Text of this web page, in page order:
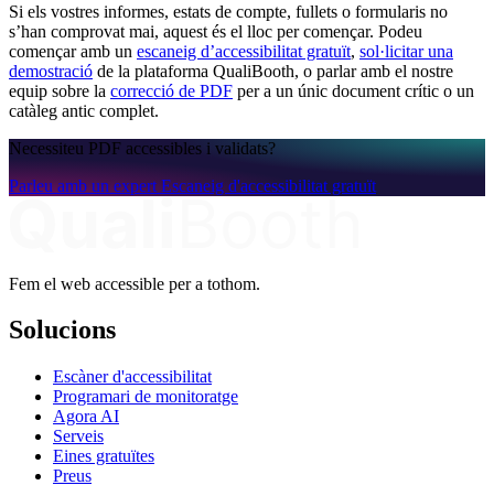
Si els vostres informes, estats de compte, fullets o formularis no
s’han comprovat mai, aquest és el lloc per començar. Podeu
començar amb un escaneig d’accessibilitat gratuït, sol·licitar una
demostració de la plataforma QualiBooth, o parlar amb el nostre
equip sobre la correcció de PDF per a un únic document crític o un
catàleg antic complet.
Necessiteu PDF accessibles i validats?
Parleu amb un expert Escaneig d'accessibilitat gratuït
Fem el web accessible per a tothom.
Solucions
Escàner d'accessibilitat
Programari de monitoratge
Agora AI
Serveis
Eines gratuïtes
Preus